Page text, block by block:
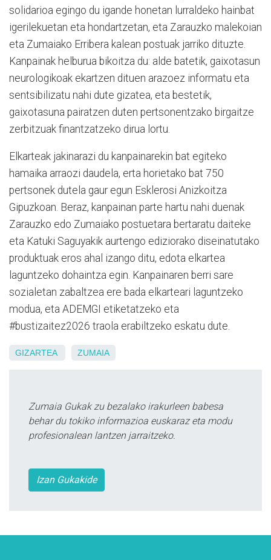
solidarioa egingo du igande honetan lurraldeko hainbat
igerilekuetan eta hondartzetan, eta Zarauzko malekoian
eta Zumaiako Erribera kalean postuak jarriko dituzte.
Kanpainak helburua bikoitza du: alde batetik, gaixotasun
neurologikoak ekartzen dituen arazoez informatu eta
sentsibilizatu nahi dute gizatea, eta bestetik,
gaixotasuna pairatzen duten pertsonentzako birgaitze
zerbitzuak finantzatzeko dirua lortu.
Elkarteak jakinarazi du kanpainarekin bat egiteko
hamaika arraozi daudela, erta horietako bat 750
pertsonek dutela gaur egun Esklerosi Anizkoitza
Gipuzkoan. Beraz, kanpainan parte hartu nahi duenak
Zarauzko edo Zumaiako postuetara bertaratu daiteke
eta Katuki Saguyakik aurtengo ediziorako diseinatutako
produktuak eros ahal izango ditu, edota elkartea
laguntzeko dohaintza egin. Kanpainaren berri sare
sozialetan zabaltzea ere bada elkarteari laguntzeko
modua, eta ADEMGI etiketatzeko eta
#bustizaitez2026 traola erabiltzeko eskatu dute.
GIZARTEA ZUMAIA
Zumaia Gukak zu bezalako irakurleen babesa
behar du tokiko informazioa euskaraz eta modu
profesionalean lantzen jarraitzeko.
Izan Gukakide